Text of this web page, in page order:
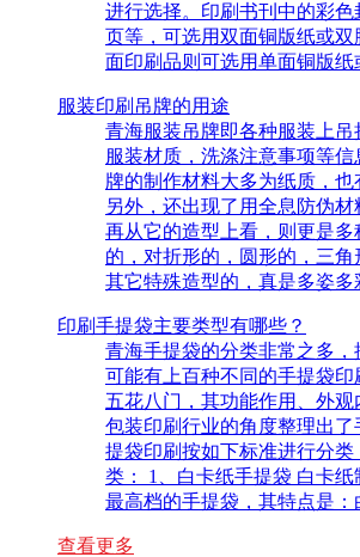
进行选择。印刷书刊中的彩
页等，可选用双面铜版纸或
面印刷品则可选用单面铜版纸
服装印刷吊牌的用途
青海服装吊牌即各种服装上
服装材质，洗涤注意事项等
牌的制作材料大多为纸质，也
另外，还出现了用全息防伪材
再从它的造型上看，则更是
的，对折形的，圆形的，三角
其它特殊造型的，真是多姿多
印刷手提袋主要类型有哪些？
青海手提袋的分类非常之多，
可能有上百种不同的手提袋印
五花八门，其功能作用、外
包装印刷行业的角度整理出
提袋印刷按如下标准进行分类
类： 1、白卡纸手提袋 白卡
最高档的手提袋，其特点是：
查看更多